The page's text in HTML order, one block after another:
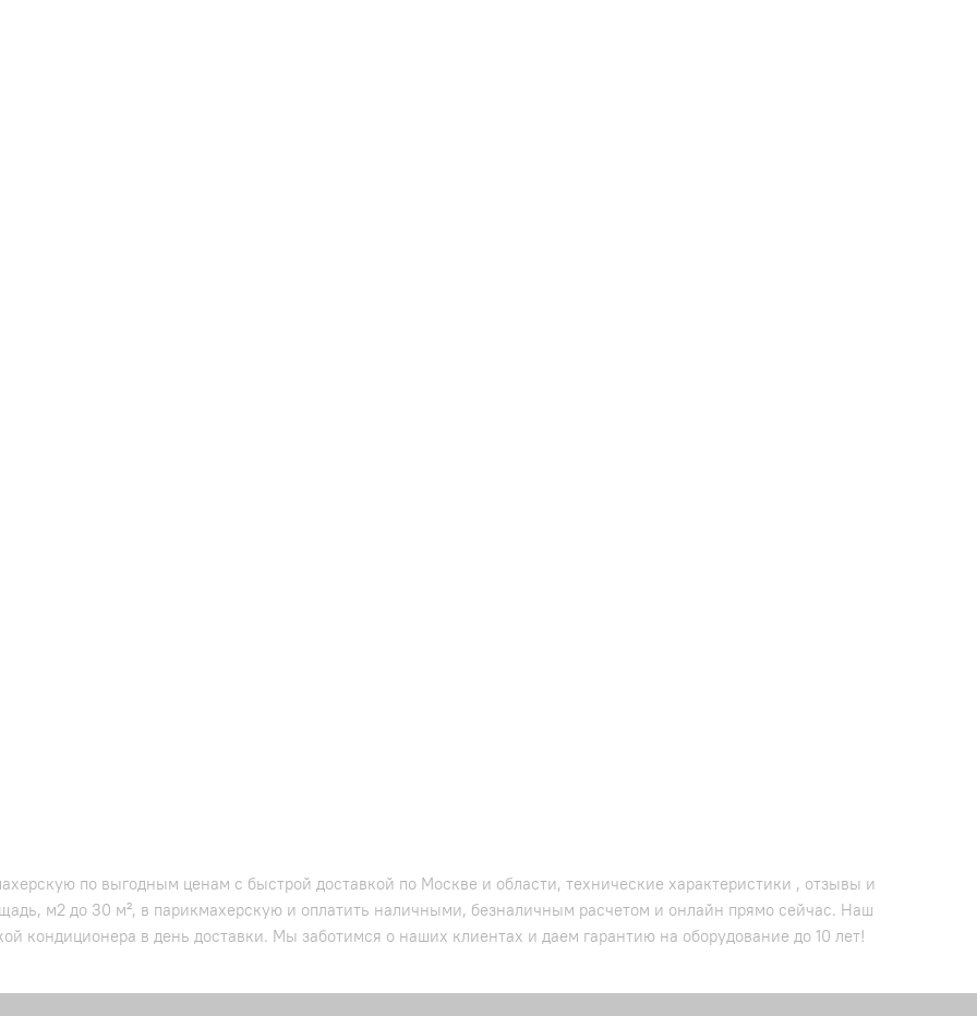
по выгодным ценам с быстрой доставкой по Москве и области, технические характеристики , отзывы и
м2 до 30 м², в парикмахерскую и оплатить наличными, безналичным расчетом и онлайн прямо сейчас. Наш
кондиционера в день доставки. Мы заботимся о наших клиентах и даем гарантию на оборудование до 10 лет!